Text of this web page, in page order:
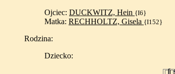
Ojciec: DUCKWITZ, Hein {I6}
Matka: RECHHOLTZ, Gisela {I152}
Rodzina:
Dziecko: